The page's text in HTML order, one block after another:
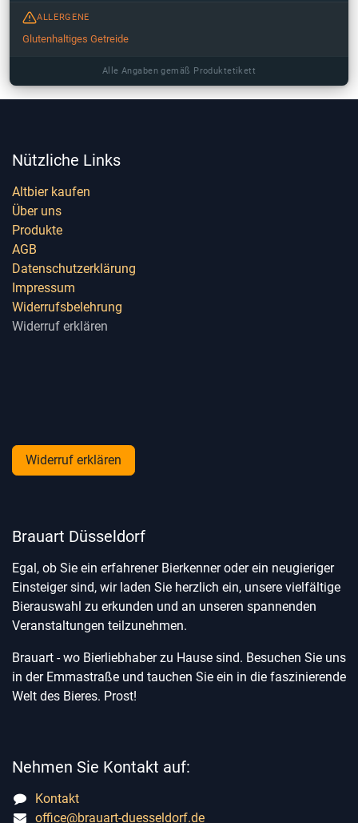
ALLERGENE
Glutenhaltiges Getreide
Alle Angaben gemäß Produktetikett
Nützliche Links
Altbier kaufen
Über uns
Produkte
AGB
Datenschutzerklärung
Impressum
Widerrufsbelehrung
Widerruf erklären
Widerruf erklären
Brauart Düsseldorf
Egal, ob Sie ein erfahrener Bierkenner oder ein neugieriger
Einsteiger sind, wir laden Sie herzlich ein, unsere vielfältige
Bierauswahl zu erkunden und an unseren spannenden
Veranstaltungen teilzunehmen.
Brauart - wo Bierliebhaber zu Hause sind. Besuchen Sie uns
in der Emmastraße und tauchen Sie ein in die faszinierende
Welt des Bieres. Prost!
Nehmen Sie Kontakt auf:
Kontakt
office@brauart-duesseldorf.de